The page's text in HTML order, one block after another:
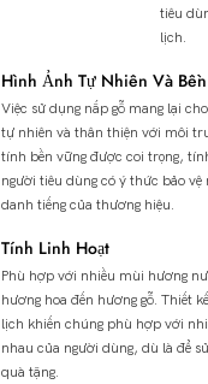
tiêu
lịch.
Hình Ảnh Tự Nhiên Và
Việc sử dụng nắp gỗ mang lại
tự nhiên và thân thiện với môi
tính bền vững được coi trọng,
người tiêu dùng có ý thức bảo
danh tiếng của thương hiệu.
Tính Linh Hoạt
Phù hợp với nhiều mùi hương
hương hoa đến hương gỗ. Thiết
lịch khiến chúng phù hợp với
nhau của người dùng, dù là để
quà tặng.